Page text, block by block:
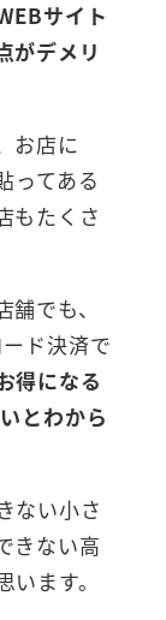
サイト
がデメリ
お店に
ってある
もたくさ
でも、
ド決済で
得になる
とわから
ない小さ
きない高
ます。